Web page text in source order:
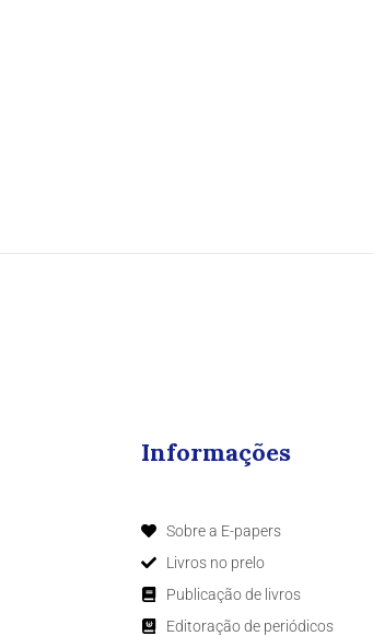
Informações
Sobre a E-papers
Livros no prelo
Publicação de livros
Editoração de periódicos